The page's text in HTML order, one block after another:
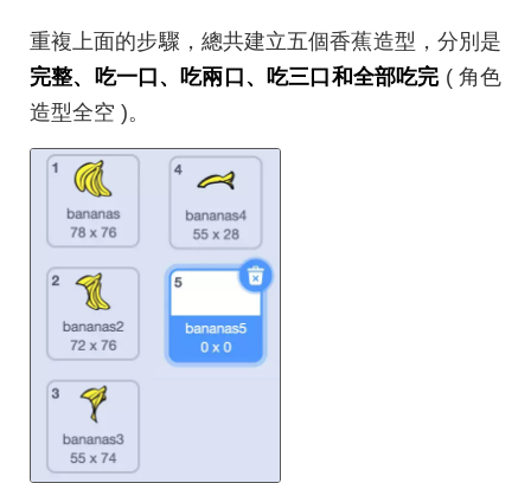
重複上面的步驟，總共建立五個香蕉造型，分別是
完整、吃一口、吃兩口、吃三口和全部吃完( 角色
造型全空 )。